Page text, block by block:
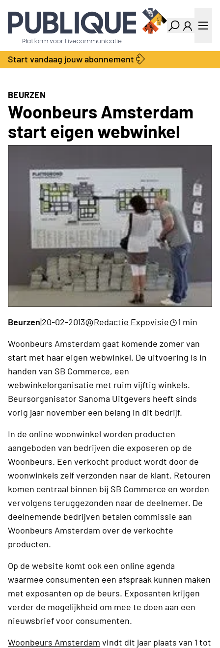
Industry Dashboard
Vacatures
Kalender
Producten
Bedrijvengids
Locatie Finder
Contact
Over ons
Adverteren
Abonnementen
Start vandaag jouw abonnement
BEURZEN
Woonbeurs Amsterdam
start eigen webwinkel
Beurzen|20-02-2013 Redactie Expovisie
1 min
Woonbeurs Amsterdam gaat komende zomer van
start met haar eigen webwinkel. De uitvoering is in
handen van SB Commerce, een
webwinkelorganisatie met ruim vijftig winkels.
Beursorganisator Sanoma Uitgevers heeft sinds
vorig jaar november een belang in dit bedrijf.
In de online woonwinkel worden producten
aangeboden van bedrijven die exposeren op de
Woonbeurs. Een verkocht product wordt door de
woonwinkels zelf verzonden naar de klant. Retouren
komen centraal binnen bij SB Commerce en worden
vervolgens teruggezonden naar de deelnemer. De
deelnemende bedrijven betalen commissie aan
Woonbeurs Amsterdam over de verkochte
producten.
Op de website komt ook een online agenda
waarmee consumenten een afspraak kunnen maken
met exposanten op de beurs. Exposanten krijgen
verder de mogelijkheid om mee te doen aan een
nieuwsbrief voor consumenten.
Woonbeurs Amsterdam vindt dit jaar plaats van 1 tot